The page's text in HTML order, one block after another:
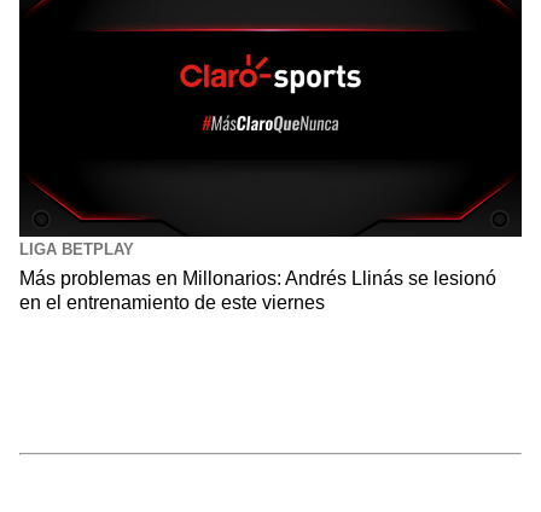
LIGA BETPLAY
Más problemas en Millonarios: Andrés Llinás se lesionó
en el entrenamiento de este viernes